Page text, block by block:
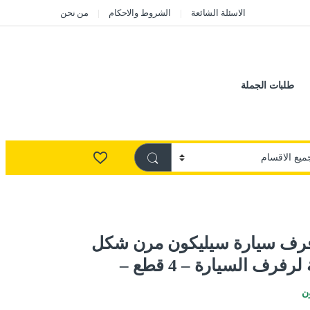
الاسئلة الشائعة الشروط والاحكام من نحن
طلبات الجملة
سيارة سيليكون مرن شكل
السيارة – 4 قطع –